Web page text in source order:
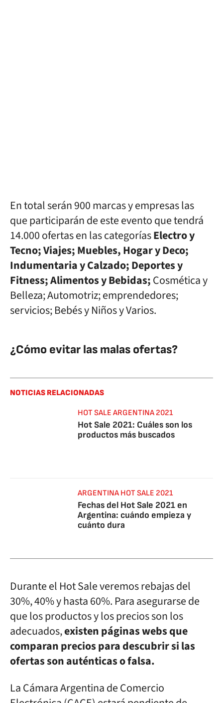
En total serán 900 marcas y empresas las
que participarán de este evento que tendrá
14.000 ofertas en las categoríasElectro y
Tecno; Viajes; Muebles, Hogar y Deco;
Indumentaria y Calzado; Deportes y
Fitness; Alimentos y Bebidas;Cosmética y
Belleza; Automotriz; emprendedores;
servicios; Bebés y Niños y Varios.
¿Cómo evitar las malas ofertas?
NOTICIAS RELACIONADAS
HOT SALE ARGENTINA 2021
Hot Sale 2021: Cuáles son los
productos más buscados
ARGENTINA HOT SALE 2021
Fechas del Hot Sale 2021 en
Argentina: cuándo empieza y
cuánto dura
Durante el Hot Sale veremos rebajas del
30%, 40% y hasta 60%. Para asegurarse de
que los productos y los precios son los
adecuados,existen páginas webs que
comparan precios para descubrir si las
ofertas son auténticas o falsa.
La Cámara Argentina de Comercio